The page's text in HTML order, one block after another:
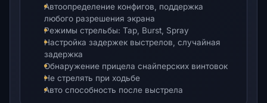
Автоопределение конфигов, поддержка
любого разрешения экрана
Режимы стрельбы: Tap, Burst, Spray
Настройка задержек выстрелов, случайная
задержка
Обнаружение прицела снайперских винтовок
Не стрелять при ходьбе
Авто способность после выстрела